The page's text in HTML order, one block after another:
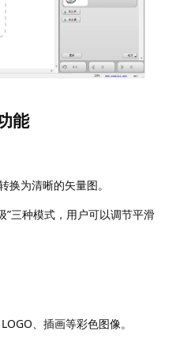
能
换为清晰的矢量图。
”三种模式，用户可以调节平滑
、插画等彩色图像。